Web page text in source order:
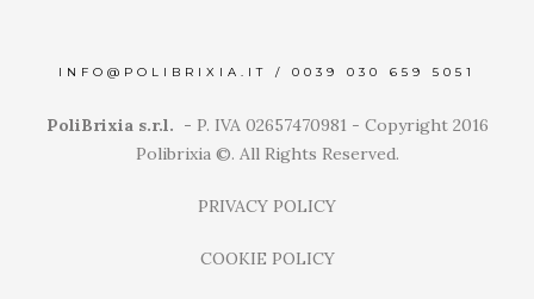
INFO@POLIBRIXIA.IT / 0039 030 659 5051
PoliBrixia s.r.l. - P. IVA 02657470981 - Copyright 2016
Polibrixia ©. All Rights Reserved.
PRIVACY POLICY
COOKIE POLICY